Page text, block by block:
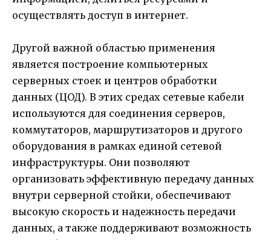
осуществлять доступ в интернет.
Другой важной областью применения
является построение компьютерных
серверных стоек и центров обработки
данных (ЦОД). В этих средах сетевые кабели
используются для соединения серверов,
коммутаторов, маршрутизаторов и другого
оборудования в рамках единой сетевой
инфраструктуры. Они позволяют
организовать эффективную передачу данных
внутри серверной стойки, обеспечивают
высокую скорость и надежность передачи
данных, а также поддерживают возможность